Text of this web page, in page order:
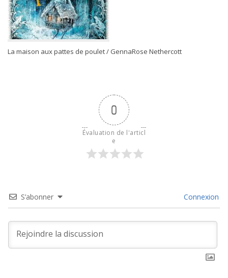
La maison aux pattes de poulet / GennaRose Nethercott
0
Évaluation de l'articl
e
S’abonner Connexion